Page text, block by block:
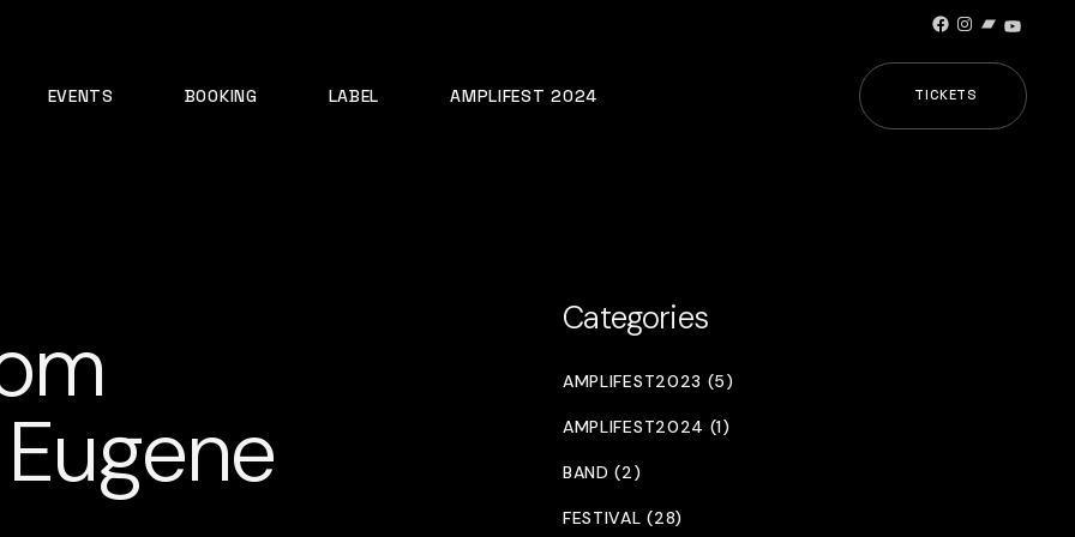
Facebook
Instagram
Bandcamp
EVENTS BOOKING LABEL AMPLIFEST 2024 TICKETS
Categories
AMPLIFEST2023 (5)
AMPLIFEST2024 (1)
BAND (2)
FESTIVAL (28)